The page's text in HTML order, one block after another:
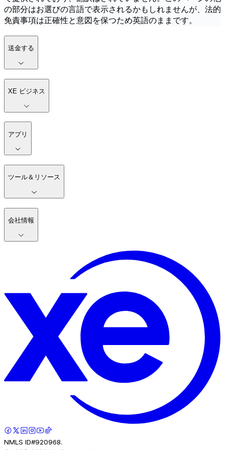
の部分はお選びの言語で表示されるかもしれませんが、法的
免責事項は正確性と意図を保つため英語のままです。
送金する
XE ビジネス
アプリ
ツール＆リソース
会社情報
NMLS ID#920968.